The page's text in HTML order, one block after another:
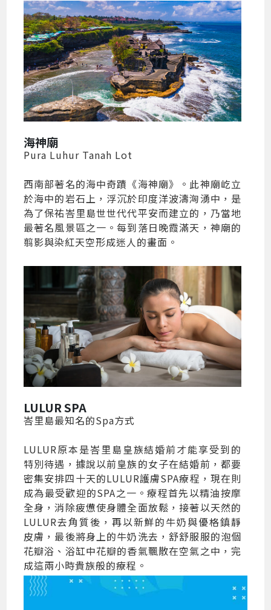
海神廟
Pura Luhur Tanah Lot
西南部著名的海中奇蹟《海神廟》。此神廟屹立
於海中的岩石上，浮沉於印度洋波濤洶湧中，是
為了保祐峇里島世世代代平安而建立的，乃當地
最著名風景區之一。每到落日晚霞滿天，神廟的
翦影與染紅天空形成迷人的畫面。
LULUR SPA
峇里島最知名的Spa方式
LULUR原本是峇里島皇族結婚前才能享受到的
特別待遇，據說以前皇族的女子在結婚前，都要
密集安排四十天的LULUR護膚SPA療程，現在則
成為最受歡迎的SPA之一。療程首先以精油按摩
全身，消除疲憊使身體全面放鬆，接著以天然的
LULUR去角質後，再以新鮮的牛奶與優格鎮靜
皮膚，最後將身上的牛奶洗去，舒舒服服的泡個
花瓣浴、浴缸中花瓣的香氣飄散在空氣之中，完
成這兩小時貴族般的療程。